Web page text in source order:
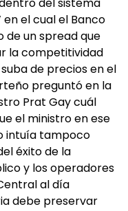
en el cual el Banco
un spread que
la competitividad
de precios en el
preguntó en la
Prat Gay cuál
el ministro en ese
intuía tampoco
éxito de la
y los operadores
al día
debe preservar